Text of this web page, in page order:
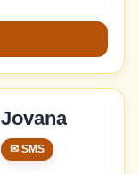
Jovana
✉ SMS